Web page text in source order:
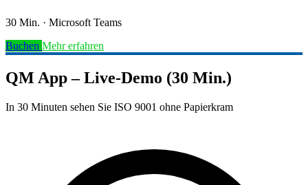
30 Min. · Microsoft Teams
Buchen Mehr erfahren
QM App – Live-Demo (30 Min.)
In 30 Minuten sehen Sie ISO 9001 ohne Papierkram